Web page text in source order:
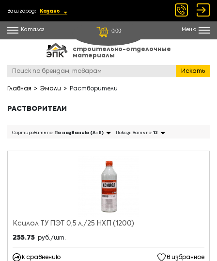
Ваш город: Казань
Каталог 0.00 Меню
строительно-отделочные
материалы
Искать
Главная Эмали Растворители
РАСТВОРИТЕЛИ
Сортировать по: По названию (А-Я) Показывать по: 12
Ксилол ТУ ПЭТ 0,5 л./25 НХП (1200)
255.75 руб./шт.
к сравнению в избранное